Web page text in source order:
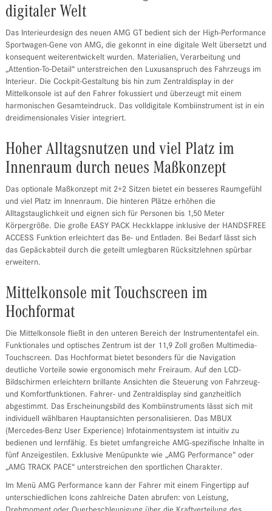
digitaler Welt
Das Interieurdesign des neuen AMG GT bedient sich der High-Performance
Sportwagen-Gene von AMG, die gekonnt in eine digitale Welt übersetzt und
konsequent weiterentwickelt wurden. Materialien, Verarbeitung und
„Attention-To-Detail“ unterstreichen den Luxusanspruch des Fahrzeugs im
Interieur. Die Cockpit-Gestaltung bis hin zum Zentraldisplay in der
Mittelkonsole ist auf den Fahrer fokussiert und überzeugt mit einem
harmonischen Gesamteindruck. Das volldigitale Kombiinstrument ist in ein
dreidimensionales Visier integriert.
Hoher Alltagsnutzen und viel Platz im
Innenraum durch neues Maßkonzept
Das optionale Maßkonzept mit 2+2 Sitzen bietet ein besseres Raumgefühl
und viel Platz im Innenraum. Die hinteren Plätze erhöhen die
Alltagstauglichkeit und eignen sich für Personen bis 1,50 Meter
Körpergröße. Die große EASY PACK Heckklappe inklusive der HANDSFREE
ACCESS Funktion erleichtert das Be- und Entladen. Bei Bedarf lässt sich
das Gepäckabteil durch die geteilt umlegbaren Rücksitzlehnen spürbar
erweitern.
Mittelkonsole mit Touchscreen im
Hochformat
Die Mittelkonsole fließt in den unteren Bereich der Instrumententafel ein.
Funktionales und optisches Zentrum ist der 11,9 Zoll großen Multimedia-
Touchscreen. Das Hochformat bietet besonders für die Navigation
deutliche Vorteile sowie ergonomisch mehr Freiraum. Auf den LCD-
Bildschirmen erleichtern brillante Ansichten die Steuerung von Fahrzeug-
und Komfortfunktionen. Fahrer- und Zentraldisplay sind ganzheitlich
abgestimmt. Das Erscheinungsbild des Kombiinstruments lässt sich mit
individuell wählbaren Hauptansichten personalisieren. Das MBUX
(Mercedes-Benz User Experience) Infotainmentsystem ist intuitiv zu
bedienen und lernfähig. Es bietet umfangreiche AMG-spezifische Inhalte in
fünf Anzeigestilen. Exklusive Menüpunkte wie „AMG Performance“ oder
„AMG TRACK PACE“ unterstreichen den sportlichen Charakter.
Im Menü AMG Performance kann der Fahrer mit einem Fingertipp auf
unterschiedlichen Icons zahlreiche Daten abrufen: von Leistung,